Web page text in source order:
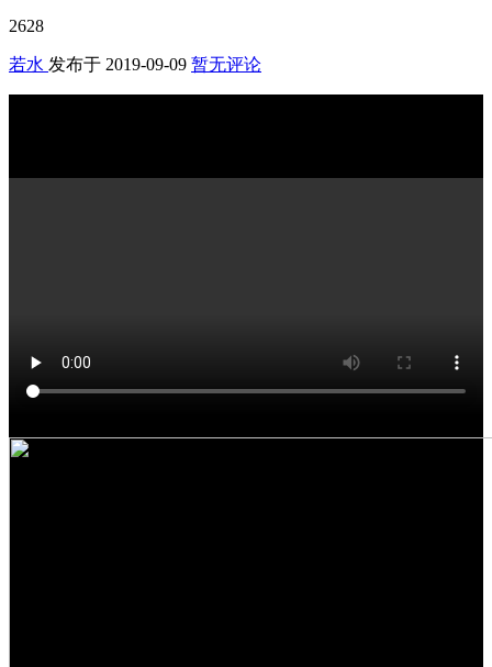
2628
若水 发布于 2019-09-09 暂无评论